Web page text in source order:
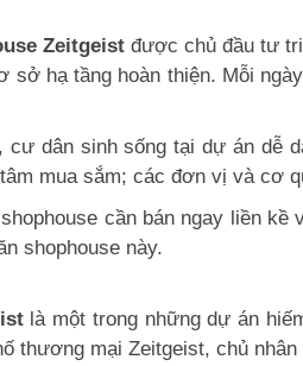
Zeitgeist được chủ đầu tư
sở hạ tầng hoàn thiện. Mỗi
dân sinh sống tại dự án dễ
mua sắm; các đơn vị và cơ
cần bán ngay liền
shophouse này.
là một trong những dự án
thương mại Zeitgeist, chủ